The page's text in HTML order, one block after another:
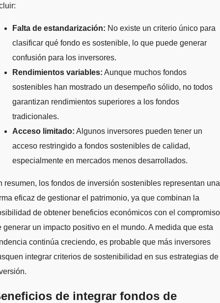
Falta de estandarización: No existe un criterio único para
clasificar qué fondo es sostenible, lo que puede generar
confusión para los inversores.
Rendimientos variables: Aunque muchos fondos
sostenibles han mostrado un desempeño sólido, no todos
garantizan rendimientos superiores a los fondos
tradicionales.
Acceso limitado: Algunos inversores pueden tener un
acceso restringido a fondos sostenibles de calidad,
especialmente en mercados menos desarrollados.
resumen, los fondos de inversión sostenibles representan una
eficaz de gestionar el patrimonio, ya que combinan la
de obtener beneficios económicos con el compromiso
generar un impacto positivo en el mundo. A medida que esta
continúa creciendo, es probable que más inversores
integrar criterios de sostenibilidad en sus estrategias de
de integrar fondos de